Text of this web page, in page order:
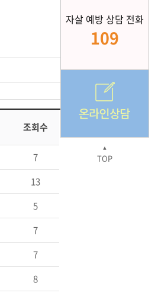
조회수
7
13
5
7
7
8
자살 예방 상담 전화
109
▲
TOP